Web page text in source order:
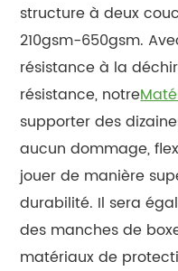
structure à deux
210gsm-650gsm.
résistance à la
résistance, notre
supporter des
aucun dommage,
jouer de manière
durabilité. Il sera
des manches de
matériaux de